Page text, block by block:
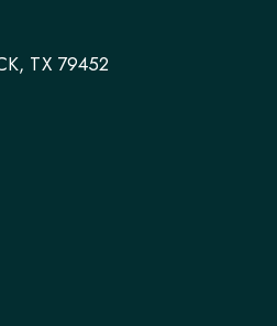
TX 79452